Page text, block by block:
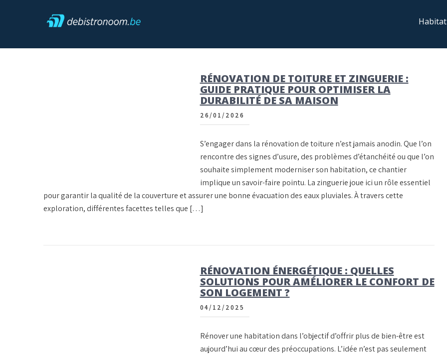
Debistronoom
RÉNOVATION DE TOITURE ET ZINGUERIE :
GUIDE PRATIQUE POUR OPTIMISER LA
DURABILITÉ DE SA MAISON
26/01/2026
S’engager dans la rénovation de toiture n’est jamais anodin. Que l’on
rencontre des signes d’usure, des problèmes d’étanchéité ou que l’on
souhaite simplement moderniser son habitation, ce chantier
implique un savoir-faire pointu. La zinguerie joue ici un rôle essentiel
pour garantir la qualité de la couverture et assurer une bonne évacuation des eaux pluviales. À travers cette
exploration, différentes facettes telles que […]
RÉNOVATION ÉNERGÉTIQUE : QUELLES
SOLUTIONS POUR AMÉLIORER LE CONFORT DE
SON LOGEMENT ?
04/12/2025
Rénover une habitation dans l’objectif d’offrir plus de bien-être est
aujourd’hui au cœur des préoccupations. L’idée n’est pas seulement